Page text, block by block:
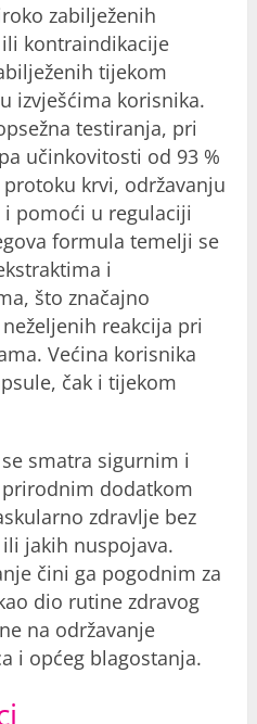
zabilježenih
kontraindikacije
tijekom
izvješćima korisnika.
testiranja, pri
učinkovitosti od 93 %
krvi, održavanju
pomoći u regulaciji
formula temelji se
i
što značajno
reakcija pri
Većina korisnika
čak i tijekom
smatra sigurnim i
dodatkom
zdravlje bez
jakih nuspojava.
čini ga pogodnim za
dio rutine zdravog
na održavanje
i općeg blagostanja.